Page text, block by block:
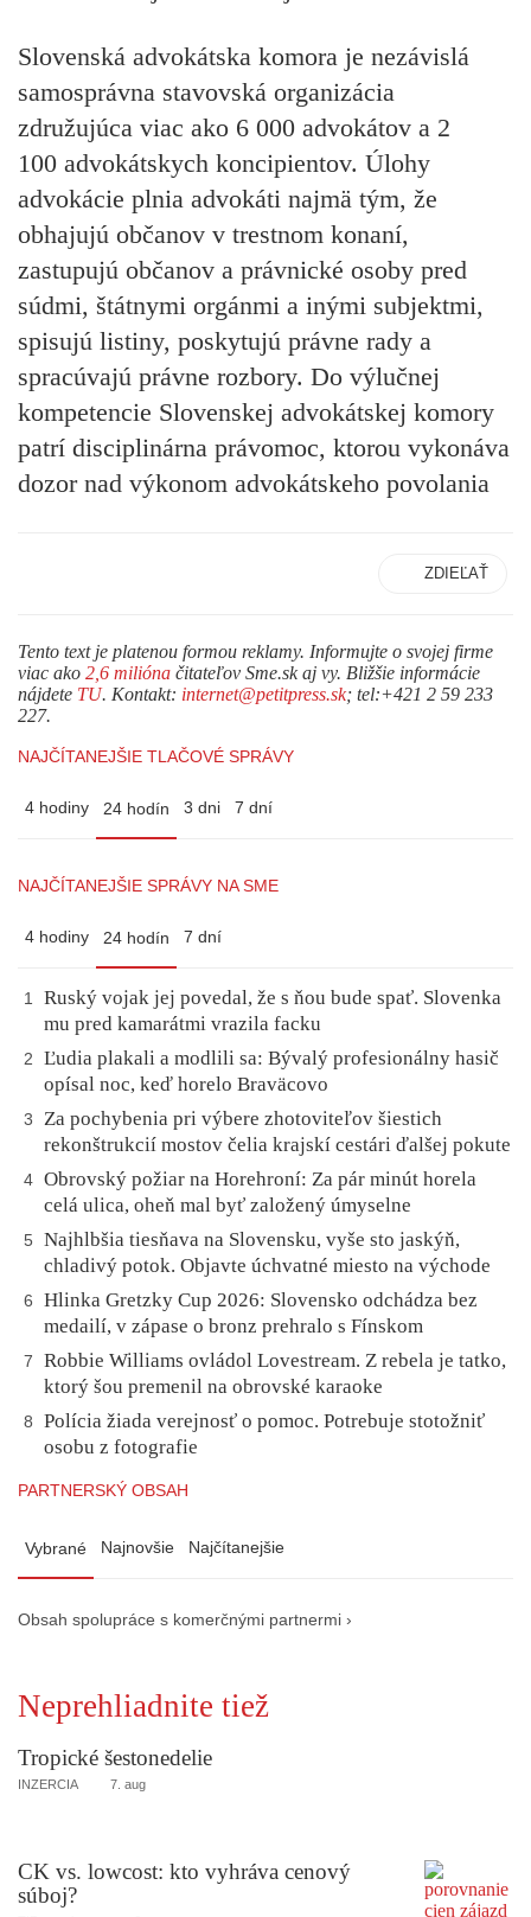
Slovenská advokátska komora je nezávislá
samosprávna stavovská organizácia
združujúca viac ako 6 000 advokátov a 2
100 advokátskych koncipientov. Úlohy
advokácie plnia advokáti najmä tým, že
obhajujú občanov v trestnom konaní,
zastupujú občanov a právnické osoby pred
súdmi, štátnymi orgánmi a inými subjektmi,
spisujú listiny, poskytujú právne rady a
spracúvajú právne rozbory. Do výlučnej
kompetencie Slovenskej advokátskej komory
patrí disciplinárna právomoc, ktorou vykonáva
dozor nad výkonom advokátskeho povolania
ZDIEĽAŤ
Tento text je platenou formou reklamy. Informujte o svojej firme
viac ako 2,6 milióna čitateľov Sme.sk aj vy. Bližšie informácie
nájdete TU. Kontakt: internet@petitpress.sk; tel:+421 2 59 233
227.
NAJČÍTANEJŠIE TLAČOVÉ SPRÁVY
4 hodiny 24 hodín 3 dni 7 dní
NAJČÍTANEJŠIE SPRÁVY NA SME
4 hodiny 24 hodín 7 dní
1
Ruský vojak jej povedal, že s ňou bude spať. Slovenka
mu pred kamarátmi vrazila facku
2
Ľudia plakali a modlili sa: Bývalý profesionálny hasič
opísal noc, keď horelo Braväcovo
3
Za pochybenia pri výbere zhotoviteľov šiestich
rekonštrukcií mostov čelia krajskí cestári ďalšej pokute
4 Obrovský požiar na Horehroní: Za pár minút horela
celá ulica, oheň mal byť založený úmyselne
5
Najhlbšia tiesňava na Slovensku, vyše sto jaskýň,
chladivý potok. Objavte úchvatné miesto na východe
6
Hlinka Gretzky Cup 2026: Slovensko odchádza bez
medailí, v zápase o bronz prehralo s Fínskom
7
Robbie Williams ovládol Lovestream. Z rebela je tatko,
ktorý šou premenil na obrovské karaoke
8
Polícia žiada verejnosť o pomoc. Potrebuje stotožniť
osobu z fotografie
PARTNERSKÝ OBSAH
Vybrané Najnovšie Najčítanejšie
Obsah spolupráce s komerčnými partnermi ›
Neprehliadnite tiež
Tropické šestonedelie
INZERCIA 7. aug
CK vs. lowcost: kto vyhráva cenový
súboj?